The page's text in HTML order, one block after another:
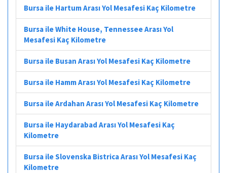
Bursa ile Hartum Arası Yol Mesafesi Kaç Kilometre
Bursa ile White House, Tennessee Arası Yol
Mesafesi Kaç Kilometre
Bursa ile Busan Arası Yol Mesafesi Kaç Kilometre
Bursa ile Hamm Arası Yol Mesafesi Kaç Kilometre
Bursa ile Ardahan Arası Yol Mesafesi Kaç Kilometre
Bursa ile Haydarabad Arası Yol Mesafesi Kaç
Kilometre
Bursa ile Slovenska Bistrica Arası Yol Mesafesi Kaç
Kilometre